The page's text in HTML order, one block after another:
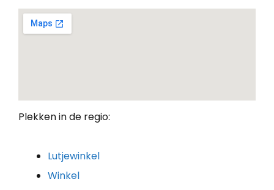
Plekken in de regio:
Lutjewinkel
Winkel